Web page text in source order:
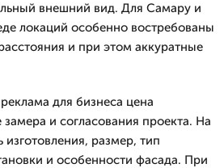
внешний вид. Для Самару и
локаций особенно востребованы
и при этом аккуратные
для бизнеса цена
замера и согласования проекта. На
изготовления, размер, тип
и особенности фасада. При